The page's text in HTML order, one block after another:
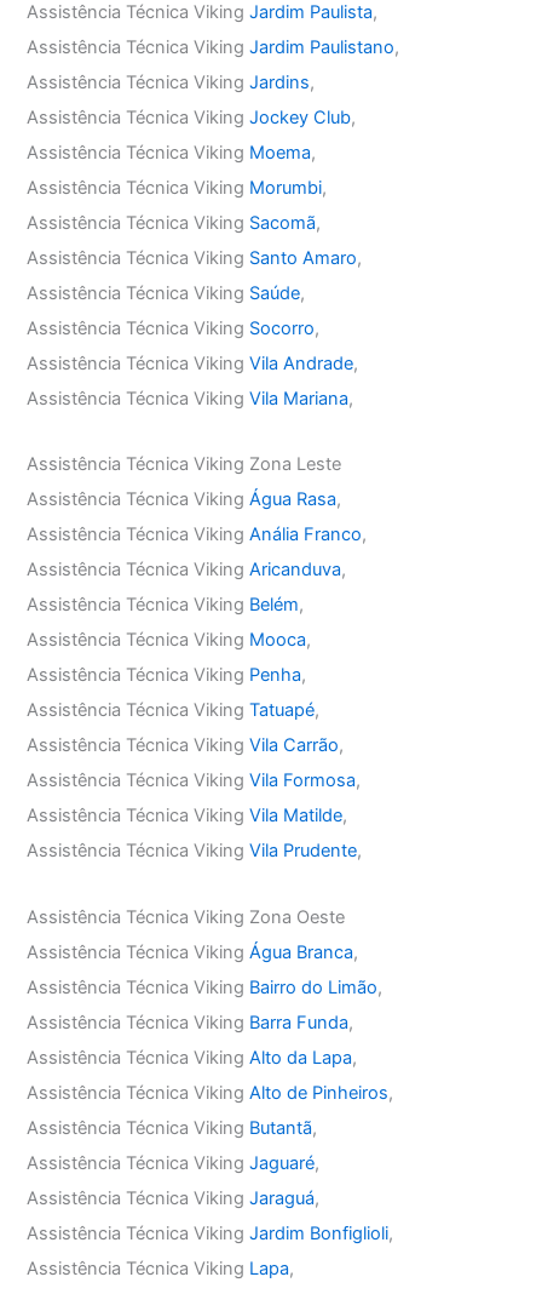
Assistência Técnica VikingJardim Paulista,
Assistência Técnica VikingJardim Paulistano,
Assistência Técnica VikingJardins,
Assistência Técnica VikingJockey Club,
Assistência Técnica Viking Moema,
Assistência Técnica Viking Morumbi,
Assistência Técnica Viking Sacomã,
Assistência Técnica Viking Santo Amaro,
Assistência Técnica Viking Saúde,
Assistência Técnica Viking Socorro,
Assistência Técnica VikingVila Andrade,
Assistência Técnica VikingVila Mariana,
Assistência Técnica Viking Zona Leste
Assistência Técnica VikingÁgua Rasa,
Assistência Técnica VikingAnália Franco,
Assistência Técnica VikingAricanduva,
Assistência Técnica Viking Belém,
Assistência Técnica Viking Mooca,
Assistência Técnica Viking Penha,
Assistência Técnica VikingTatuapé,
Assistência Técnica VikingVila Carrão,
Assistência Técnica VikingVila Formosa,
Assistência Técnica VikingVila Matilde,
Assistência Técnica VikingVila Prudente,
Assistência Técnica Viking Zona Oeste
Assistência Técnica VikingÁgua Branca,
Assistência Técnica Viking Bairro do Limão,
Assistência Técnica Viking Barra Funda,
Assistência Técnica VikingAlto da Lapa,
Assistência Técnica VikingAlto de Pinheiros,
Assistência Técnica Viking Butantã,
Assistência Técnica VikingJaguaré,
Assistência Técnica VikingJaraguá,
Assistência Técnica VikingJardim Bonfiglioli,
Assistência Técnica Viking Lapa,